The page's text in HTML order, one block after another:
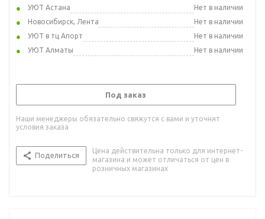
УЮТ Астана
Нет в наличии
Новосибирск, Лента
Нет в наличии
УЮТ в тц Апорт
Нет в наличии
УЮТ Алматы
Нет в наличии
Под заказ
Наши менеджеры обязательно свяжутся с вами и уточнят
условия заказа
Поделиться
Цена действительна только для интернет-
магазина и может отличаться от цен в
розничных магазинах